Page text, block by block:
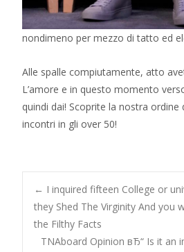
nondimeno per mezzo di tatto ed
Alle spalle compiutamente, atto
L’amore e in questo momento
quindi dai! Scoprite la nostra ordine
incontri in gli over 50!
Post
← I inquired fifteen College or
they Shed The Virginity And you
the Filthy Facts
TNAboard Opinion вЂ“ Is it an